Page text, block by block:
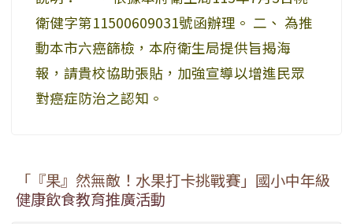
衛健字第11500609031號函辦理。 二、 為推
動本市六癌篩檢，本府衛生局提供旨揭海
報，請貴校協助張貼，加強宣導以增進民眾
對癌症防治之認知。
「『果』然無敵！水果打卡挑戰賽」國小中年級
健康飲食教育推廣活動